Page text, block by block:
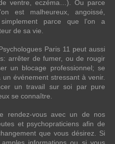
ventre, eczéma…). Ou parce
est malheureux, angoissé,
parce que l’on a
de sa vie.
Paris 11 peut aussi
arrêter de fumer, ou de rougir
un blocage professionnel; se
événement stressant à venir.
un travail sur soi par pure
se connaître.
rendez-vous avec un de nos
et psychopraticiens afin de
que vous désirez. Si